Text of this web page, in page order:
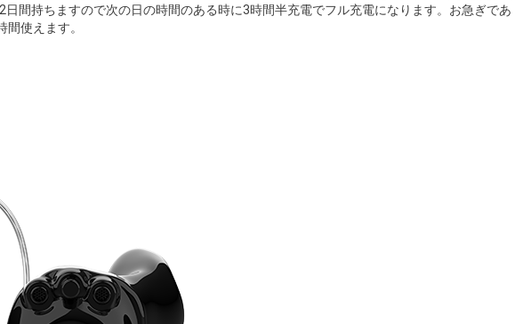
日間持ちますので次の日の時間のある時に3時間半充電でフル充電になります。お急ぎであ
使えます。